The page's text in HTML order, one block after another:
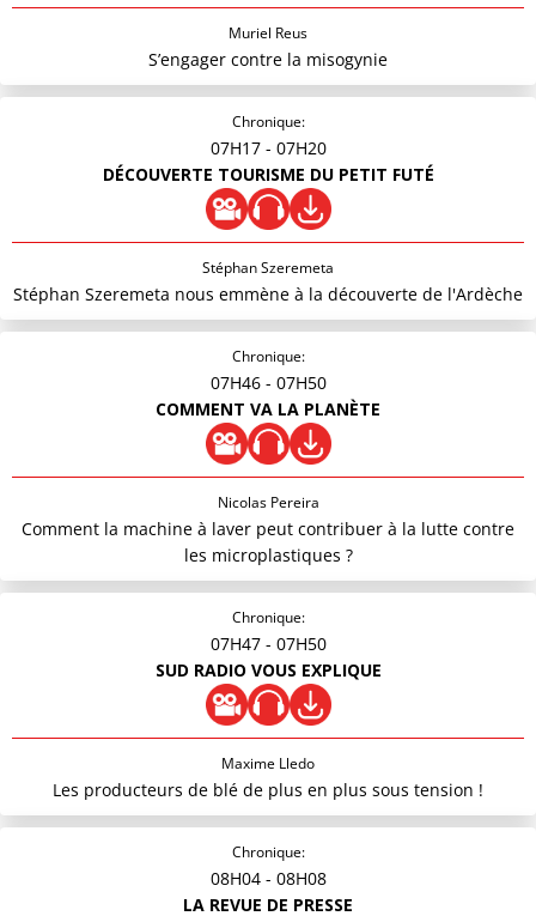
Muriel Reus
S’engager contre la misogynie
Chronique:
07H17 - 07H20
DÉCOUVERTE TOURISME DU PETIT FUTÉ
Stéphan Szeremeta
Stéphan Szeremeta nous emmène à la découverte de l'Ardèche
Chronique:
07H46 - 07H50
COMMENT VA LA PLANÈTE
Nicolas Pereira
Comment la machine à laver peut contribuer à la lutte contre
les microplastiques ?
Chronique:
07H47 - 07H50
SUD RADIO VOUS EXPLIQUE
Maxime Lledo
Les producteurs de blé de plus en plus sous tension !
Chronique:
08H04 - 08H08
LA REVUE DE PRESSE